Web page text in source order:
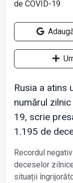
Rusia a atins
numărul
19, scrie
1.195 de
Recordul
deceselor
situații